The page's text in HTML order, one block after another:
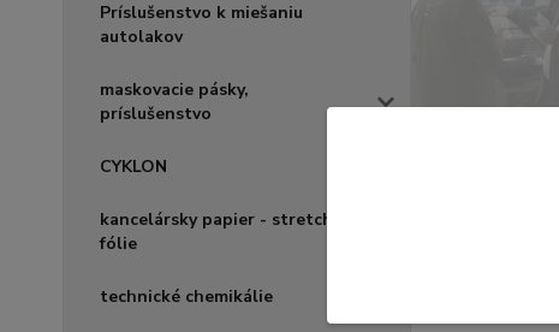
Príslušenstvo k miešaniu
autolakov
maskovacie pásky,
príslušenstvo
CYKLON
kancelársky papier - stretch
fólie
technické chemikálie